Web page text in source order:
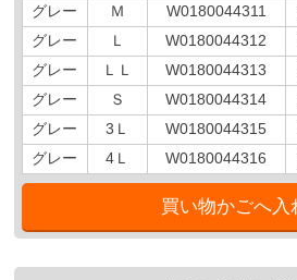
グレー
Ｍ W0180044311
グレー
Ｌ W0180044312
グレー
ＬＬ W0180044313
グレー
Ｓ W0180044314
グレー
3Ｌ W0180044315
グレー
4Ｌ W0180044316